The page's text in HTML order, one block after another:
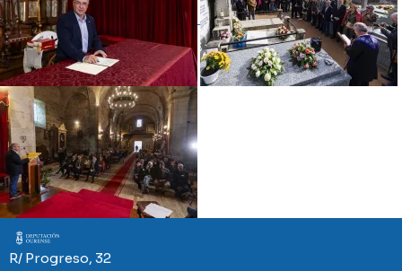
Imaxe
R/ Progreso, 32